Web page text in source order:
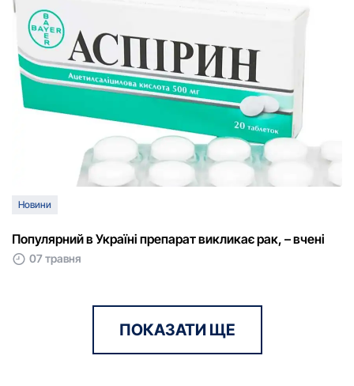
Новини
Популярний в Україні препарат викликає рак, – вчені
07 травня
ПОКАЗАТИ ЩЕ